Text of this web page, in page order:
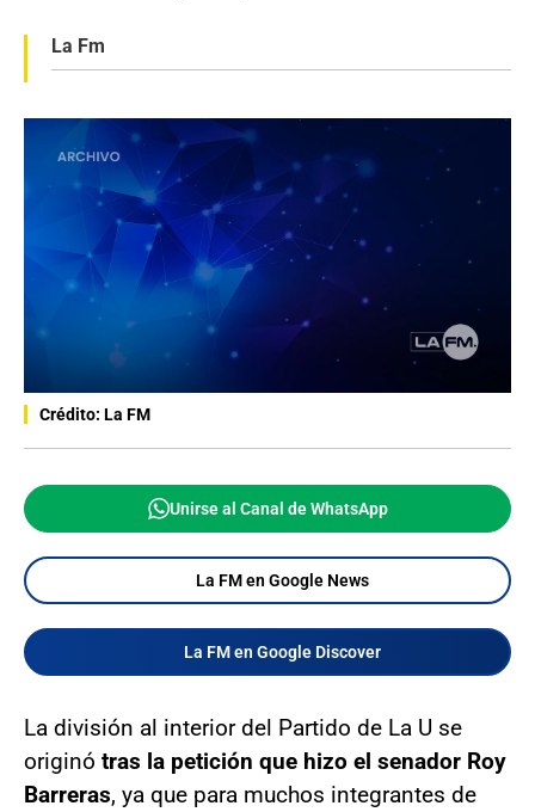
La Fm
Crédito: La FM
Unirse al Canal de WhatsApp
La FM en Google News
La FM en Google Discover
La división al interior del Partido de La U se
originó tras la petición que hizo el senador Roy
Barreras, ya que para muchos integrantes de